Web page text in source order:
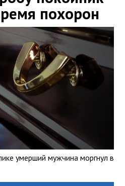
похорон
умерший мужчина моргнул в